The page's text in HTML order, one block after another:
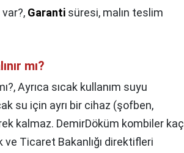
Garanti süresi, malın teslim
mı?
Ayrıca sıcak kullanım suyu
su için ayrı bir cihaz (şofben,
kalmaz. DemirDöküm kombiler kaç
Ticaret Bakanlığı direktifleri